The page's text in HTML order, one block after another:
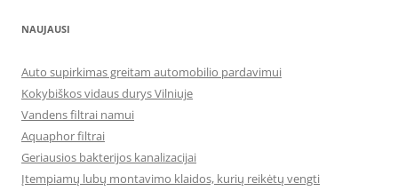
NAUJAUSI
Auto supirkimas greitam automobilio pardavimui
Kokybiškos vidaus durys Vilniuje
Vandens filtrai namui
Aquaphor filtrai
Geriausios bakterijos kanalizacijai
Įtempiamų lubų montavimo klaidos, kurių reikėtų vengti